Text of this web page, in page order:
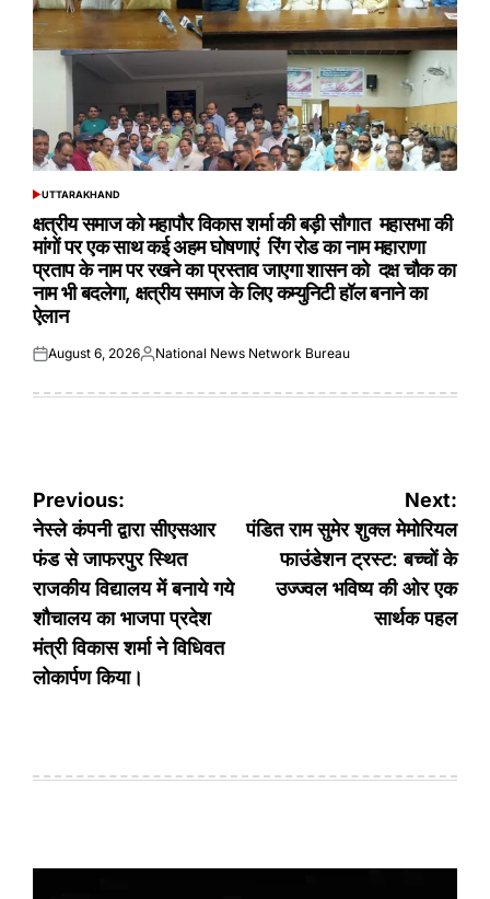
POSTED
UTTARAKHAND
क्षत्रीय समाज को महापौर विकास शर्मा की बड़ी सौगात महासभा की
मांगों पर एक साथ कई अहम घोषणाएं रिंग रोड का नाम महाराणा
प्रताप के नाम पर रखने का प्रस्ताव जाएगा शासन को दक्ष चौक का
नाम भी बदलेगा, क्षत्रीय समाज के लिए कम्युनिटी हॉल बनाने का
ऐलान
Posted
August 6, 2026Posted
National News Network Bureau
Post
navigation
Previous:
नेस्ले कंपनी द्वारा सीएसआर
फंड से जाफरपुर स्थित
राजकीय विद्यालय में बनाये गये
शौचालय का भाजपा प्रदेश
मंत्री विकास शर्मा ने विधिवत
लोकार्पण किया।
Next:
पंडित राम सुमेर शुक्ल मेमोरियल
फाउंडेशन ट्रस्ट: बच्चों के
उज्ज्वल भविष्य की ओर एक
सार्थक पहल